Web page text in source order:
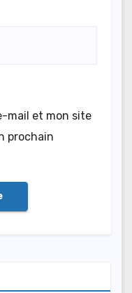
mail et mon site
prochain